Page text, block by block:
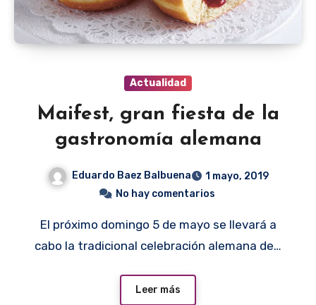
Actualidad
Maifest, gran fiesta de la
gastronomía alemana
Eduardo Baez Balbuena
1 mayo, 2019
No hay comentarios
El próximo domingo 5 de mayo se llevará a
cabo la tradicional celebración alemana de…
Leer más